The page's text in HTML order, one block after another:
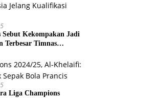
Sebut Kekompakan Jadi
Terbesar Timnas
Liga Champions